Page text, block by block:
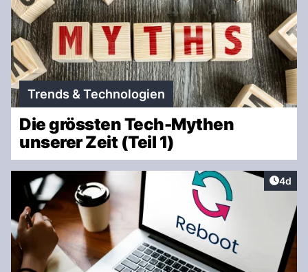
Trends & Technologien
Die grössten Tech-Mythen
unserer Zeit (Teil 1)
4d